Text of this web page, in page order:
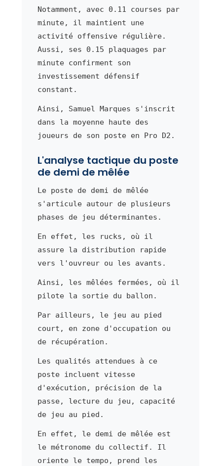
Notamment, avec 0.11 courses par
minute, il maintient une
activité offensive régulière.
Aussi, ses 0.15 plaquages par
minute confirment son
investissement défensif
constant.
Ainsi, Samuel Marques s'inscrit
dans la moyenne haute des
joueurs de son poste en Pro D2.
L'analyse tactique du poste
de demi de mêlée
Le poste de demi de mêlée
s'articule autour de plusieurs
phases de jeu déterminantes.
En effet, les rucks, où il
assure la distribution rapide
vers l'ouvreur ou les avants.
Ainsi, les mêlées fermées, où il
pilote la sortie du ballon.
Par ailleurs, le jeu au pied
court, en zone d'occupation ou
de récupération.
Les qualités attendues à ce
poste incluent vitesse
d'exécution, précision de la
passe, lecture du jeu, capacité
de jeu au pied.
En effet, le demi de mêlée est
le métronome du collectif. Il
oriente le tempo, prend les